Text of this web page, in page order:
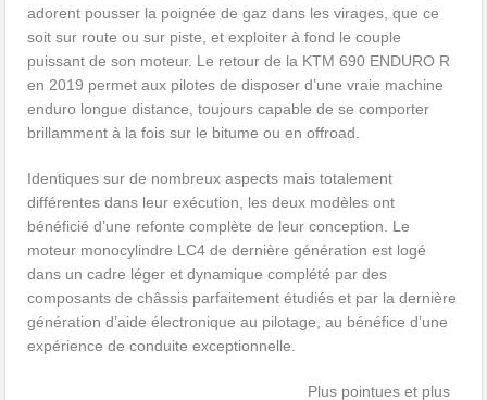
adorent pousser la poignée de gaz dans les virages, que ce
soit sur route ou sur piste, et exploiter à fond le couple
puissant de son moteur. Le retour de la KTM 690 ENDURO R
en 2019 permet aux pilotes de disposer d’une vraie machine
enduro longue distance, toujours capable de se comporter
brillamment à la fois sur le bitume ou en offroad.
Identiques sur de nombreux aspects mais totalement
différentes dans leur exécution, les deux modèles ont
bénéficié d’une refonte complète de leur conception. Le
moteur monocylindre LC4 de dernière génération est logé
dans un cadre léger et dynamique complété par des
composants de châssis parfaitement étudiés et par la dernière
génération d’aide électronique au pilotage, au bénéfice d’une
expérience de conduite exceptionnelle.
Plus pointues et plus